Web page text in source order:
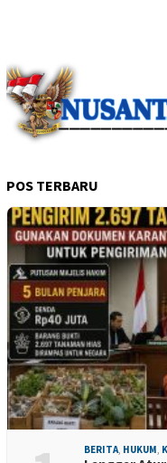
POS TERBARU
BERITA, HUKUM,